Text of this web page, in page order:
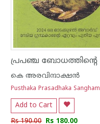
കെ അരവിന്ദാക്ഷന്‍
Pusthaka Prasadhaka Sangham
Add to Cart
Rs 190.00 Rs 180.00